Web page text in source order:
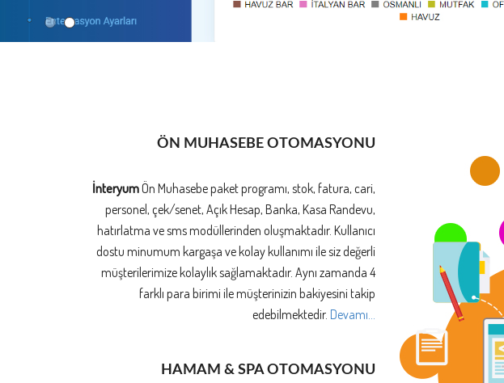
ÖN MUHASEBE OTOMASYONU
İnteryumÖn Muhasebe paket programı, stok, fatura, cari,
personel, çek/senet, Açık Hesap, Banka, Kasa Randevu,
hatırlatma ve sms modüllerinden oluşmaktadır. Kullanıcı
dostu minumum kargaşa ve kolay kullanımı ile siz değerli
müşterilerimize kolaylık sağlamaktadır. Aynı zamanda 4
farklı para birimi ile müşterinizin bakiyesini takip
edebilmektedir. Devamı...
HAMAM & SPA OTOMASYONU